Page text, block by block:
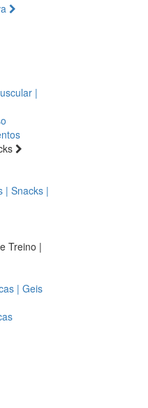
|
| Snacks |
Treino |
| Geis